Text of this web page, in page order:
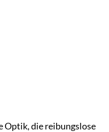
Optik, die reibungslose